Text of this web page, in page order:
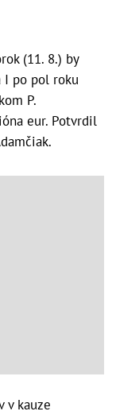
(11. 8.) by
I po pol roku
P.
eur. Potvrdil
v kauze